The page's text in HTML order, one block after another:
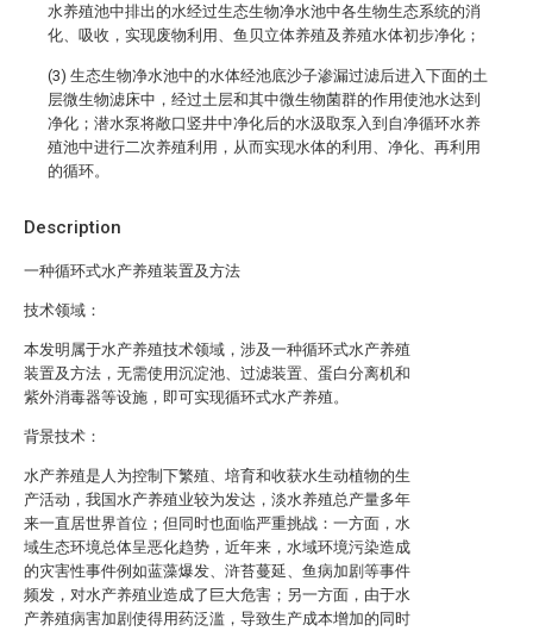
Description
一种循环式水产养殖装置及方法
技术领域：
本发明属于水产养殖技术领域，涉及一种循环式水产养殖
装置及方法，无需使用沉淀池、过滤装置、蛋白分离机和
紫外消毒器等设施，即可实现循环式水产养殖。
背景技术：
水产养殖是人为控制下繁殖、培育和收获水生动植物的生
产活动，我国水产养殖业较为发达，淡水养殖总产量多年
来一直居世界首位；但同时也面临严重挑战：一方面，水
域生态环境总体呈恶化趋势，近年来，水域环境污染造成
的灾害性事件例如蓝藻爆发、浒苔蔓延、鱼病加剧等事件
频发，对水产养殖业造成了巨大危害；另一方面，由于水
产养殖病害加剧使得用药泛滥，导致生产成本增加的同时
水养殖池中排出的水经过生态生物净水池中各生物生态系统的消
化、吸收，实现废物利用、鱼贝立体养殖及养殖水体初步净化；
(3) 生态生物净水池中的水体经池底沙子渗漏过滤后进入下面的土
层微生物滤床中，经过土层和其中微生物菌群的作用使池水达到
净化；潜水泵将敞口竖井中净化后的水汲取泵入到自净循环水养
殖池中进行二次养殖利用，从而实现水体的利用、净化、再利用
的循环。